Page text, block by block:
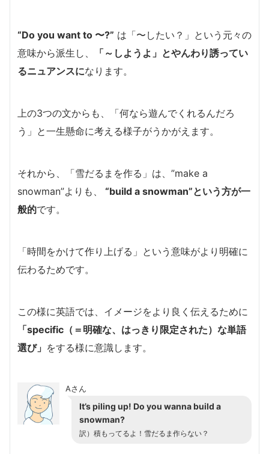
“Do you want to 〜?” は「〜したい？」という元々の
意味から派生し、
「～しようよ」とやんわり誘ってい
るニュアンスになります。
上の3つの文からも、「何なら遊んでくれるんだろ
う」と一生懸命に考える様子がうかがえます。
それから、「雪だるまを作る」は、”make a
snowman”よりも、
“build a snowman”という方が一
般的です。
「時間をかけて作り上げる」という意味がより明確に
伝わるためです。
この様に英語では、イメージをより良く伝えるために
「specific（＝明確な、はっきり限定された）な単語
選び」 をする様に意識します。
Aさん
It’s piling up! Do you wanna build a
snowman?
訳）積もってるよ！雪だるま作らない？